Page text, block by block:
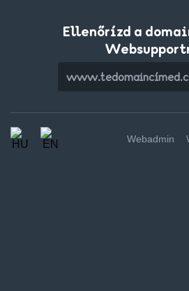
Ellenőrízd a
Webadmin